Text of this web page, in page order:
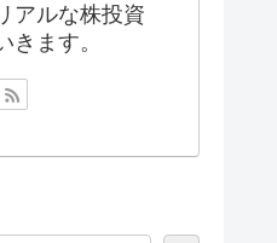
アルな株投資
きます。